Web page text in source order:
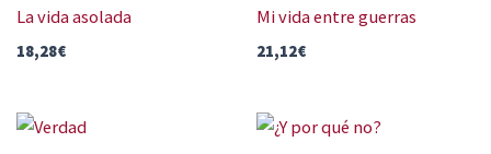
La vida asolada
18,28€
Mi vida entre guerras
21,12€